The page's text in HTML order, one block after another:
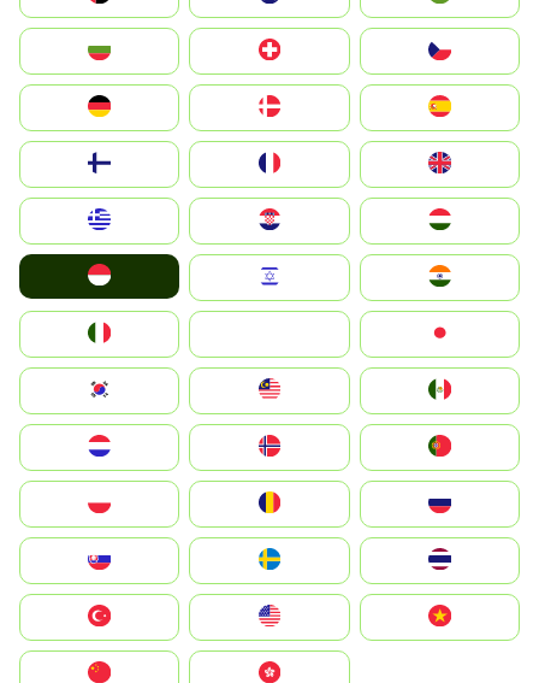
Switzerland
Deutschland
United Kingdom
Magyarország
South Korea
United States
中國香港特別行政區